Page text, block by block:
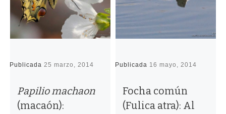
Publicada25 marzo, 2014
Papilio machaon
(macaón):
Publicada 16 mayo, 2014
Focha común
(Fulica atra): Al